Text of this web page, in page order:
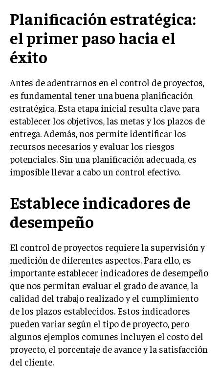
LIFESTYLE
MARKETING
ESTRATEGIAS DE MARKETING
VENTA DE ENLACES
MARKETING DIGITAL
PUBLICIDAD
VENTAS Y PERSUASIÓN
GESTIÓN DE PRODUCTOS
INVESTIGACIÓN DE MERCADO
ANÁLISIS DE COMPETENCIA
GESTIÓN DE CLIENTES
EMPRENDIMIENTO
INNOVACIÓN EMPRESARIAL
GESTIÓN DEL CAMBIO
LIDERAZGO
HABILIDADES DIRECTIVAS
Planificación estratégica:
el primer paso hacia el
éxito
Antes de adentrarnos en el control de proyectos,
es fundamental tener una buena planificación
estratégica. Esta etapa inicial resulta clave para
establecer los objetivos, las metas y los plazos de
entrega. Además, nos permite identificar los
recursos necesarios y evaluar los riesgos
potenciales. Sin una planificación adecuada, es
imposible llevar a cabo un control efectivo.
Establece indicadores de
desempeño
El control de proyectos requiere la supervisión y
medición de diferentes aspectos. Para ello, es
importante establecer indicadores de desempeño
que nos permitan evaluar el grado de avance, la
calidad del trabajo realizado y el cumplimiento
de los plazos establecidos. Estos indicadores
pueden variar según el tipo de proyecto, pero
algunos ejemplos comunes incluyen el costo del
proyecto, el porcentaje de avance y la satisfacción
del cliente.